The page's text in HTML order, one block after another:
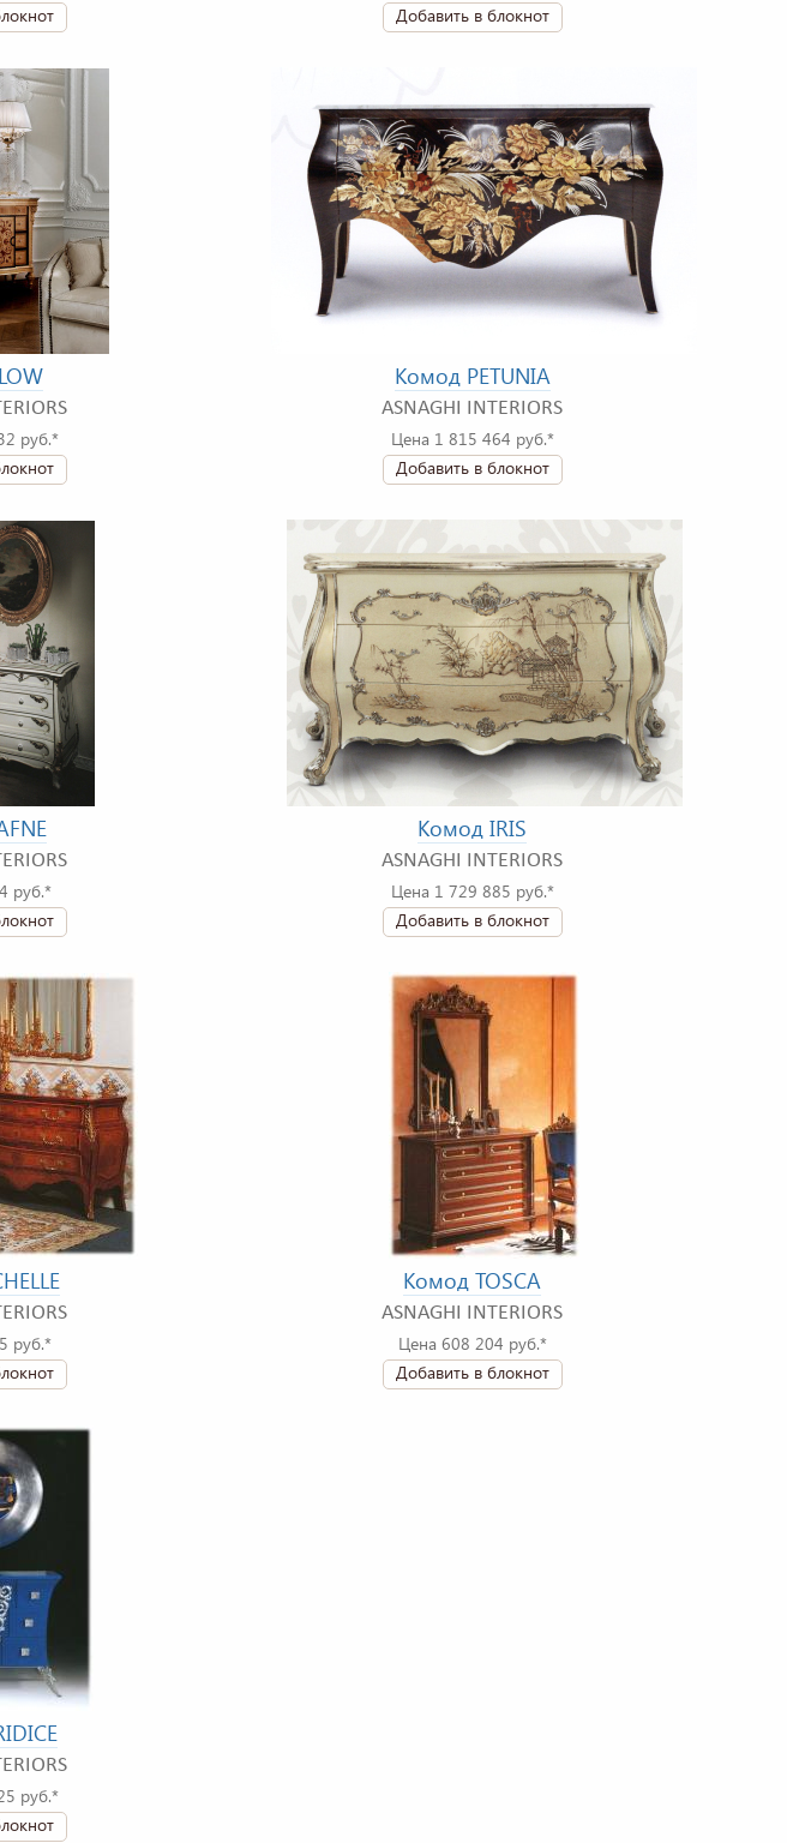
Добавить в блокнот
руб.*
Комод PETUNIA
ASNAGHI INTERIORS
Цена 1 815 464 руб.*
Добавить в блокнот
руб.*
Комод IRIS
ASNAGHI INTERIORS
Цена 1 729 885 руб.*
Добавить в блокнот
руб.*
Комод TOSCA
ASNAGHI INTERIORS
Цена 608 204 руб.*
Добавить в блокнот
руб.*